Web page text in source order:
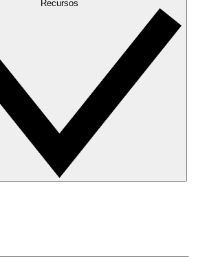
Recursos